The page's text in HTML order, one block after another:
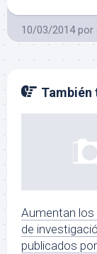
10/03/2014 por
También
Aumentan
de
publicados